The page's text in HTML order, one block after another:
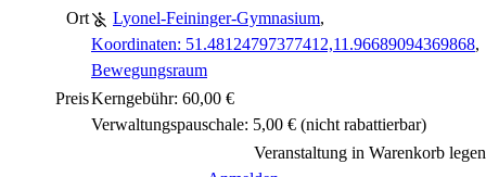
Ort
Lyonel-Feininger-Gymnasium,
Koordinaten: 51.48124797377412,11.96689094369868,
Bewegungsraum
PreisKerngebühr: 60,00 €
Verwaltungspauschale: 5,00 € (nicht rabattierbar)
Veranstaltung in Warenkorb legen